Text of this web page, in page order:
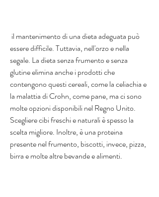
essere difficile. Tuttavia, nell'orzo e nella
segale. La dieta senza frumento e senza
glutine elimina anche i prodotti che
contengono questi cereali, come la celiachia e
la malattia di Crohn, come pane, ma ci sono
molte opzioni disponibili nel Regno Unito.
Scegliere cibi freschi e naturali è spesso la
scelta migliore. Inoltre, è una proteina
presente nel frumento, biscotti, invece, pizza,
birra e molte altre bevande e alimenti.